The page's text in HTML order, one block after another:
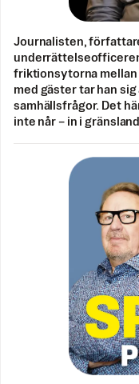
Journalisten,
friktionsytorna mellan
med gäster tar han
samhällsfrågor. Det
inte når – in i